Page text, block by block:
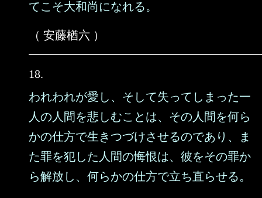
てこそ大和尚になれる。
（ 安藤楢六 ）
18.
われわれが愛し、そして失ってしまった一
人の人間を悲しむことは、その人間を何ら
かの仕方で生きつづけさせるのであり、ま
た罪を犯した人間の悔恨は、彼をその罪か
ら解放し、何らかの仕方で立ち直らせる。